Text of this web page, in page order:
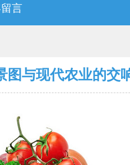
言
图与现代农业的交